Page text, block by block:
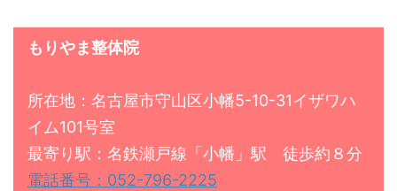
もりやま整体院
所在地：名古屋市守山区小幡5-10-31イザワハ
イム101号室
最寄り駅：名鉄瀬戸線「小幡」駅 徒歩約８分
電話番号：052-796-2225